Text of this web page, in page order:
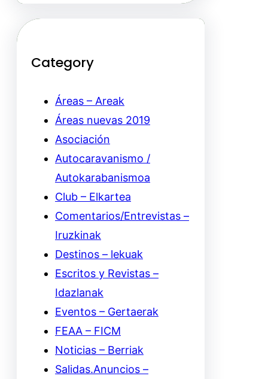
Category
Áreas – Areak
Áreas nuevas 2019
Asociación
Autocaravanismo /
Autokarabanismoa
Club – Elkartea
Comentarios/Entrevistas –
Iruzkinak
Destinos – lekuak
Escritos y Revistas –
Idazlanak
Eventos – Gertaerak
FEAA – FICM
Noticias – Berriak
Salidas.Anuncios –